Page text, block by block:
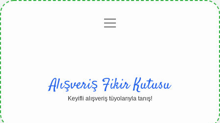
Gizlilikmenüyü
Alışveriş Fikir Kutusu
Keyifli alışveriş tüyolarıyla tanış!